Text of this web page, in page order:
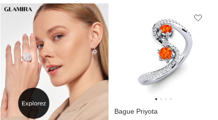
Bague Priyota